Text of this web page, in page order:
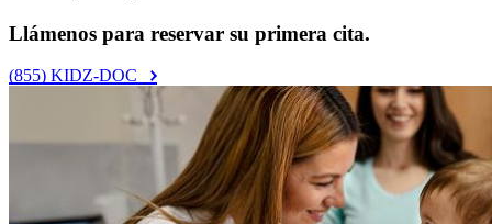
Llámenos para reservar su primera cita.
(855) KIDZ-DOC